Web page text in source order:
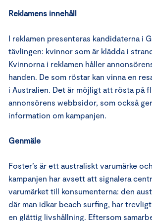
Reklamens innehåll
I reklamen presenteras kandidaterna i
tävlingen: kvinnor som är klädda i
Kvinnorna i reklamen håller
handen. De som röstar kan vinna en
i Australien. Det är möjligt att rösta på
annonsörens webbsidor, som också
information om kampanjen.
Genmäle
Foster’s är ett australiskt varumärke
kampanjen har avsett att signalera
varumärket till konsumenterna: den
där man idkar beach surfing, har
en glättig livshållning. Eftersom